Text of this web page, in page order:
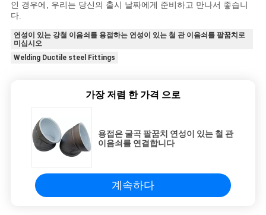
인 경우에, 우리는 당신의 출시 날짜에게 준비하고 만나서 좋습니
다.
연성이 있는 강철 이음쇠를 용접하는 연성이 있는 철 관 이음쇠를 팔꿈치로
미십시오
Welding Ductile steel Fittings
가장 저렴 한 가격 으로
용접은 굴곡 팔꿈치 연성이 있는 철 관
이음쇠를 연결합니다
계속하다